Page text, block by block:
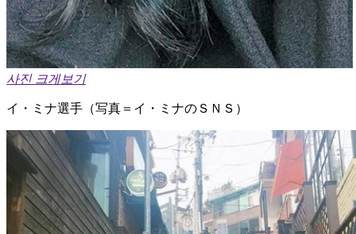
사진 크게보기
イ・ミナ選手（写真＝イ・ミナのＳＮＳ）